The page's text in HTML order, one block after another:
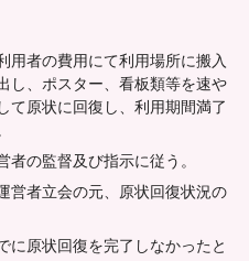
用者の費用にて利用場所に搬入
し、ポスター、看板類等を速や
て原状に回復し、利用期間満了
の監督及び指示に従う。
営者立会の元、原状回復状況の
に原状回復を完了しなかったと